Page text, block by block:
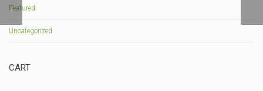
Featured
Uncategorized
CART